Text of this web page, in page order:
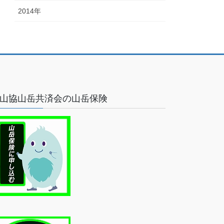
2014年
協山岳共済会の山岳保険